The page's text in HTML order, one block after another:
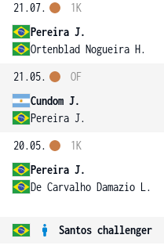
21.07.
Pereira J.
Ortenblad Nogueira H.
1K
21.05.
Cundom J.
Pereira J.
OF
20.05.
Pereira J.
De Carvalho Damazio L.
1K
Santos challenger